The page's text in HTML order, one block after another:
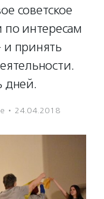
советское
по интересам
и принять
дней.
· 24.04.2018